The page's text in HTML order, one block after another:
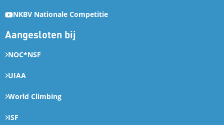
NKBV Nationale Competitie
Aangesloten bij
NOC*NSF
UIAA
World Climbing
ISF